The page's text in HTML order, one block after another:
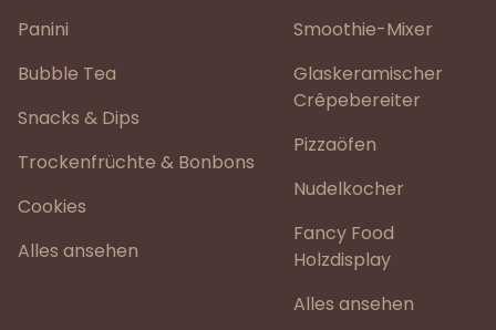
Panini
Bubble Tea
Snacks & Dips
Trockenfrüchte & Bonbons
Cookies
Alles ansehen
Smoothie-Mixer
Glaskeramischer
Crêpebereiter
Pizzaöfen
Nudelkocher
Fancy Food
Holzdisplay
Alles ansehen